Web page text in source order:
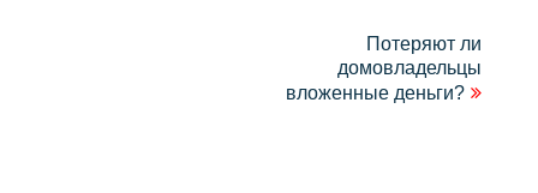
Потеряют ли
домовладельцы
вложенные деньги?